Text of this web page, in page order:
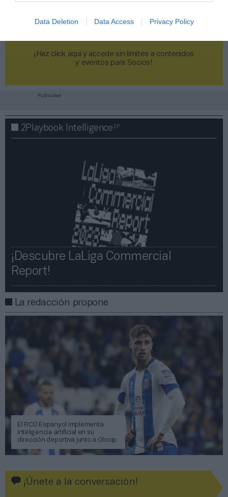
Data Deletion Data Access Privacy Policy
¡Haz click aquí y accede sin límites a contenidos
y eventos para Socios!​​​​​​​
Publicidad
2Playbook Intelligence2P
¡Descubre LaLiga Commercial
Report!​​
La redacción propone
El RCD Espanyol implementa
inteligencia artificial en su
dirección deportiva junto a Olocip
¡Únete a la conversación!